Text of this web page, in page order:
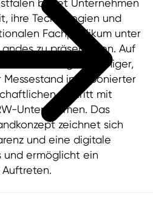
bietet Unternehmen
ihre Technologien und
Fachpublikum unter
zu präsentieren. Auf
Sie ein großflächiger,
in exponierter
Auftritt mit
Unternehmen. Das
zeichnet sich
und eine digitale
und ermöglicht ein